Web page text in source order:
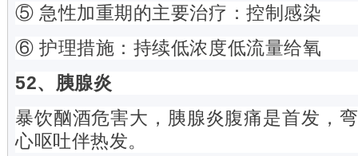
⑤ 急性加重期的主要治疗：控制感染
⑥ 护理措施：持续低浓度低流量给氧
52、胰腺炎
暴饮酗酒危害大，胰腺炎腹痛是首发，
心呕吐伴热发。